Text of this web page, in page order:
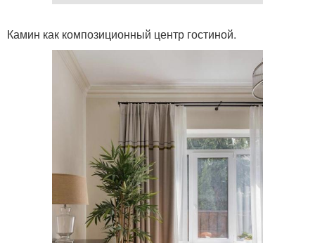
Камин как композиционный центр гостиной.